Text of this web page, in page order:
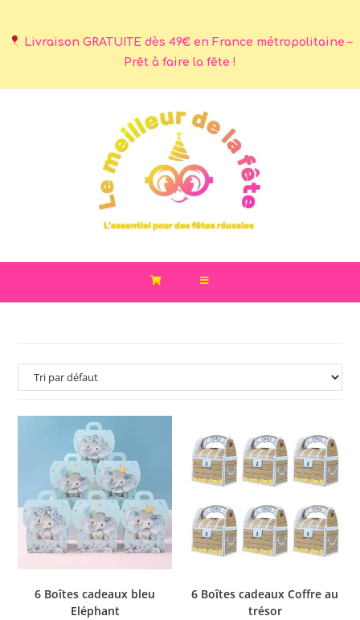
Livraison GRATUITE dès 49€ en France métropolitaine –
Prêt à faire la fête !
6 Boîtes cadeaux bleu
Eléphant
6 Boîtes cadeaux Coffre au
trésor